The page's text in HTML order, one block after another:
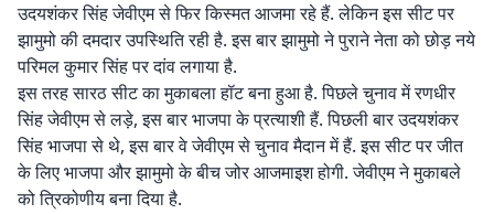
उदयशंकर सिंह जेवीएम से फिर किस्मत आजमा रहे हैं. लेकिन इस सीट पर
झामुमो की दमदार उपस्थिति रही है. इस बार झामुमो ने पुराने नेता को छोड़ नये
परिमल कुमार सिंह पर दांव लगाया है.
इस तरह सारठ सीट का मुकाबला हॉट बना हुआ है. पिछले चुनाव में रणधीर
सिंह जेवीएम से लड़े, इस बार भाजपा के प्रत्याशी हैं. पिछली बार उदयशंकर
सिंह भाजपा से थे, इस बार वे जेवीएम से चुनाव मैदान में हैं. इस सीट पर जीत
के लिए भाजपा और झामुमो के बीच जोर आजमाइश होगी. जेवीएम ने मुकाबले
को त्रिकोणीय बना दिया है.